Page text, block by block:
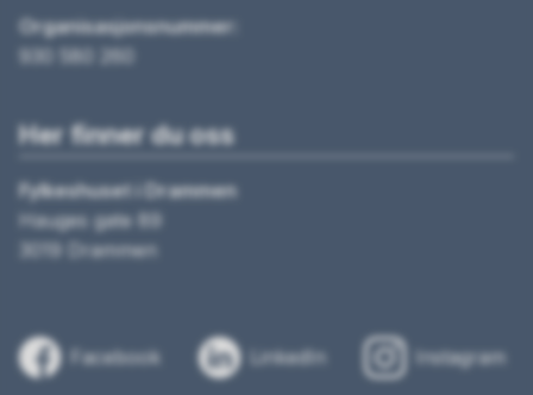
Organisasjonsnummer:
930 580 260
Her finner du oss
Fylkeshuset i Drammen
Hauges gate 89
3019 Drammen
Facebook LinkedIn Instagram